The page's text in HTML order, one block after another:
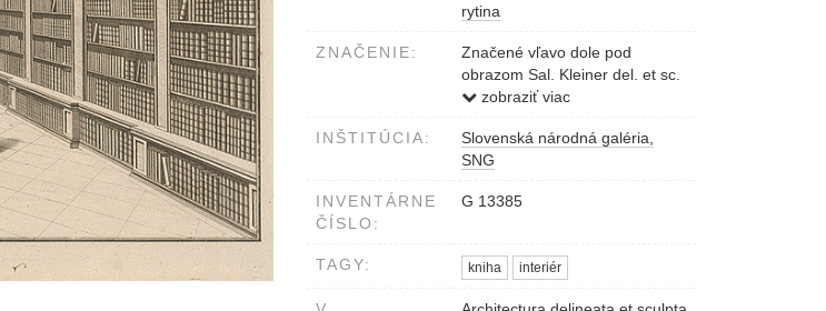
rytina
ZNAČENIE:
Značené vľavo dole pod
obrazom Sal. Kleiner del. et sc.
Dole pod obrazom Bibliotheca
zobraziť viac
INŠTITÚCIA:
Slovenská národná galéria,
SNG
INVENTÁRNE
ČÍSLO:
G 13385
TAGY: kniha interiér